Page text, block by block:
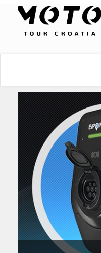
UmPaDrum
Moto servisi
Impressum
Damir Žerić - ELPASSO
Dario Dinter - Moto TOZ
Igor Kreč - UmPaDrum
Igor Kukec Brmbi
Slaven Gajdek
MTC - Moto Tour Croatia
Moto putopisi
Vikend vožnje
Zanimljivost